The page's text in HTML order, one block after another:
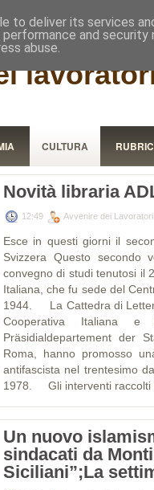
CULTURA
Novità libraria
12:49 Avvenire dei Lavoratori
Esce in questi giorni il
Svizzera Questo secondo
convegno di studi tenutosi il
Italiana, che fu sede del
1944. La Cattedra di
Cooperativa Italiana
Präsidialdepartement der
Roma, hanno promosso
antifascista nel trentesimo
1978. Gli interventi raccolti
Un nuovo
sindacati da
Siciliani”;La
to deliver its services
and
abuse.